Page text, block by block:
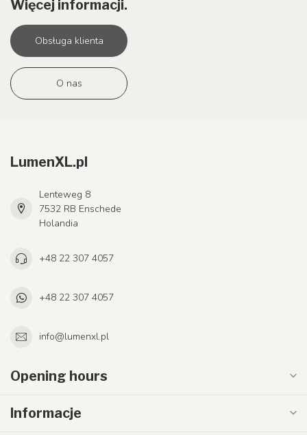
Więcej informacji.
Obsługa klienta
O nas
LumenXL.pl
Lenteweg 8
7532 RB Enschede
Holandia
+48 22 307 4057
+48 22 307 4057
info@lumenxl.pl
Opening hours
Informacje